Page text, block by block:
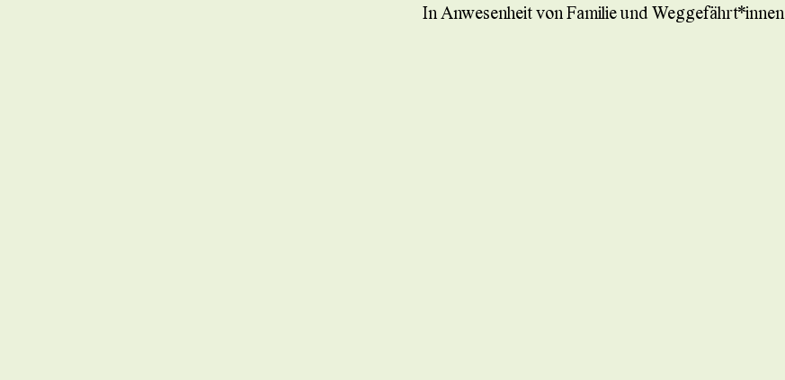
In Anwesenheit von Familie und Weggefährt*innen